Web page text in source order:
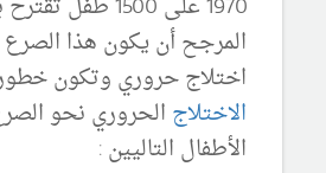
المرجح أن يكون هذا
اختلاج حروري وتكون
الاختلاج الحروري نحو
الأطفال التاليين :